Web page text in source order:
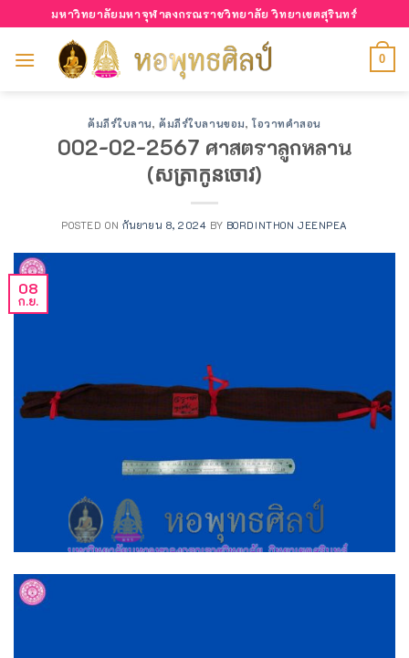
to
content
มหาวิทยาลัยมหาจุฬาลงกรณราชวิทยาลัย วิทยาเขตสุรินทร์
0
คัมภีร์ใบลาน,คัมภีร์ใบลานขอม,โอวาทคำสอน
002-02-2567 ศาสตราลูกหลาน
(សត្រាកូនចោវ)
POSTED ON กันยายน 8, 2024 BY BORDINTHON JEENPEA
08
ก.ย.